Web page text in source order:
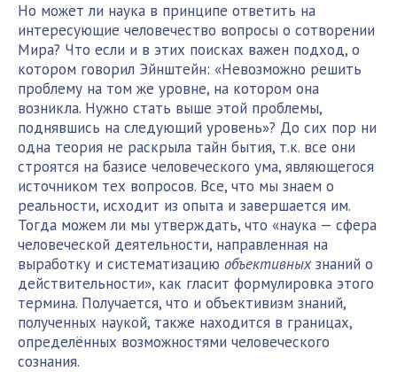
Но может ли наука в принципе ответить на
интересующие человечество вопросы о сотворении
Мира? Что если и в этих поисках важен подход, о
котором говорил Эйнштейн: «Невозможно решить
проблему на том же уровне, на котором она
возникла. Нужно стать выше этой проблемы,
поднявшись на следующий уровень»? До сих пор ни
одна теория не раскрыла тайн бытия, т.к. все они
строятся на базисе человеческого ума, являющегося
источником тех вопросов. Все, что мы знаем о
реальности, исходит из опыта и завершается им.
Тогда можем ли мы утверждать, что «наука — сфера
человеческой деятельности, направленная на
выработку и систематизацию объективныхзнаний о
действительности», как гласит формулировка этого
термина. Получается, что и объективизм знаний,
полученных наукой, также находится в границах,
определённых возможностями человеческого
сознания.